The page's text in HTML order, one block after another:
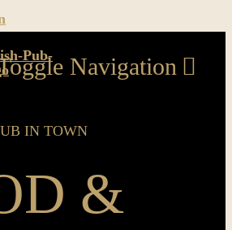
Navigation
IN TOWN
&